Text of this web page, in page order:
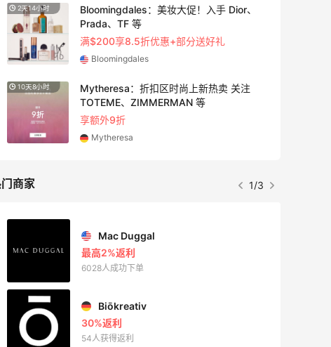
2天14小时
Bloomingdales：美妆大促！入手 Dior、
Prada、TF 等
满$200享8.5折优惠+部分送好礼
Bloomingdales
10天8小时
Mytheresa：折扣区时尚上新热卖 关注
TOTEME、ZIMMERMAN 等
享额外9折
Mytheresa
商家 1/3
Mac Duggal
最高2%返利
6028人成功下单
Biōkreativ
30%返利
54人获得返利